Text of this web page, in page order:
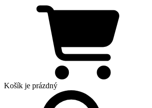
Košík je prázdný